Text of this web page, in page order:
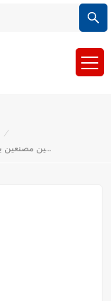
/
كرسي مكتب دوار الصين مصنعين بالجملة كراسي مكتب مريحة عالية الجودة